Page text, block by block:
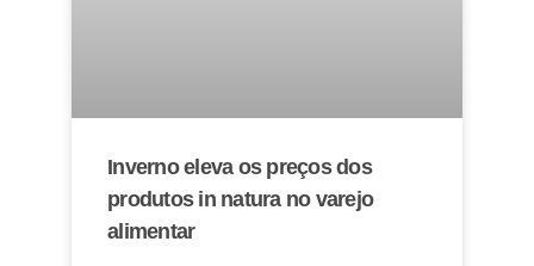
Inverno eleva os preços dos
produtos in natura no varejo
alimentar